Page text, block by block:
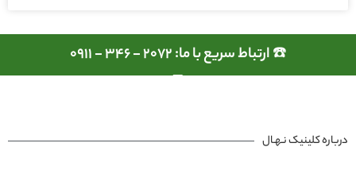
☎️ ارتباط سریع با ما: 2072 - 346 - 0911
درباره کلینیک نـهـال